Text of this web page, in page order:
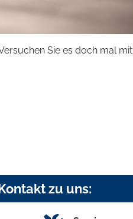
Sie es doch mal mit
zu uns: